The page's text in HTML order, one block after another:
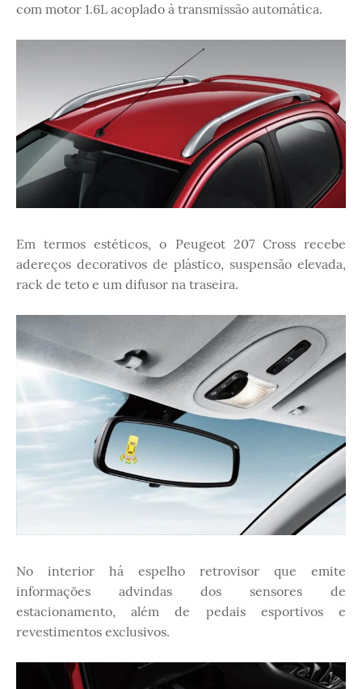
com motor 1.6L acoplado à transmissão automática.
Em termos estéticos, o Peugeot 207 Cross recebe
adereços decorativos de plástico, suspensão elevada,
rack de teto e um difusor na traseira.
No interior há espelho retrovisor que emite
informações advindas dos sensores de
estacionamento, além de pedais esportivos e
revestimentos exclusivos.